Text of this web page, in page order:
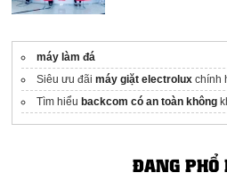
máy làm đá
Siêu ưu đãimáy giặt electrolux chính
Tìm hiểu backcom có an toàn không
ĐANG PHỔ